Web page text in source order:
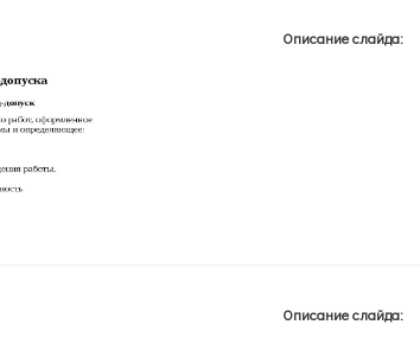
Описание слайда:
Описание слайда: